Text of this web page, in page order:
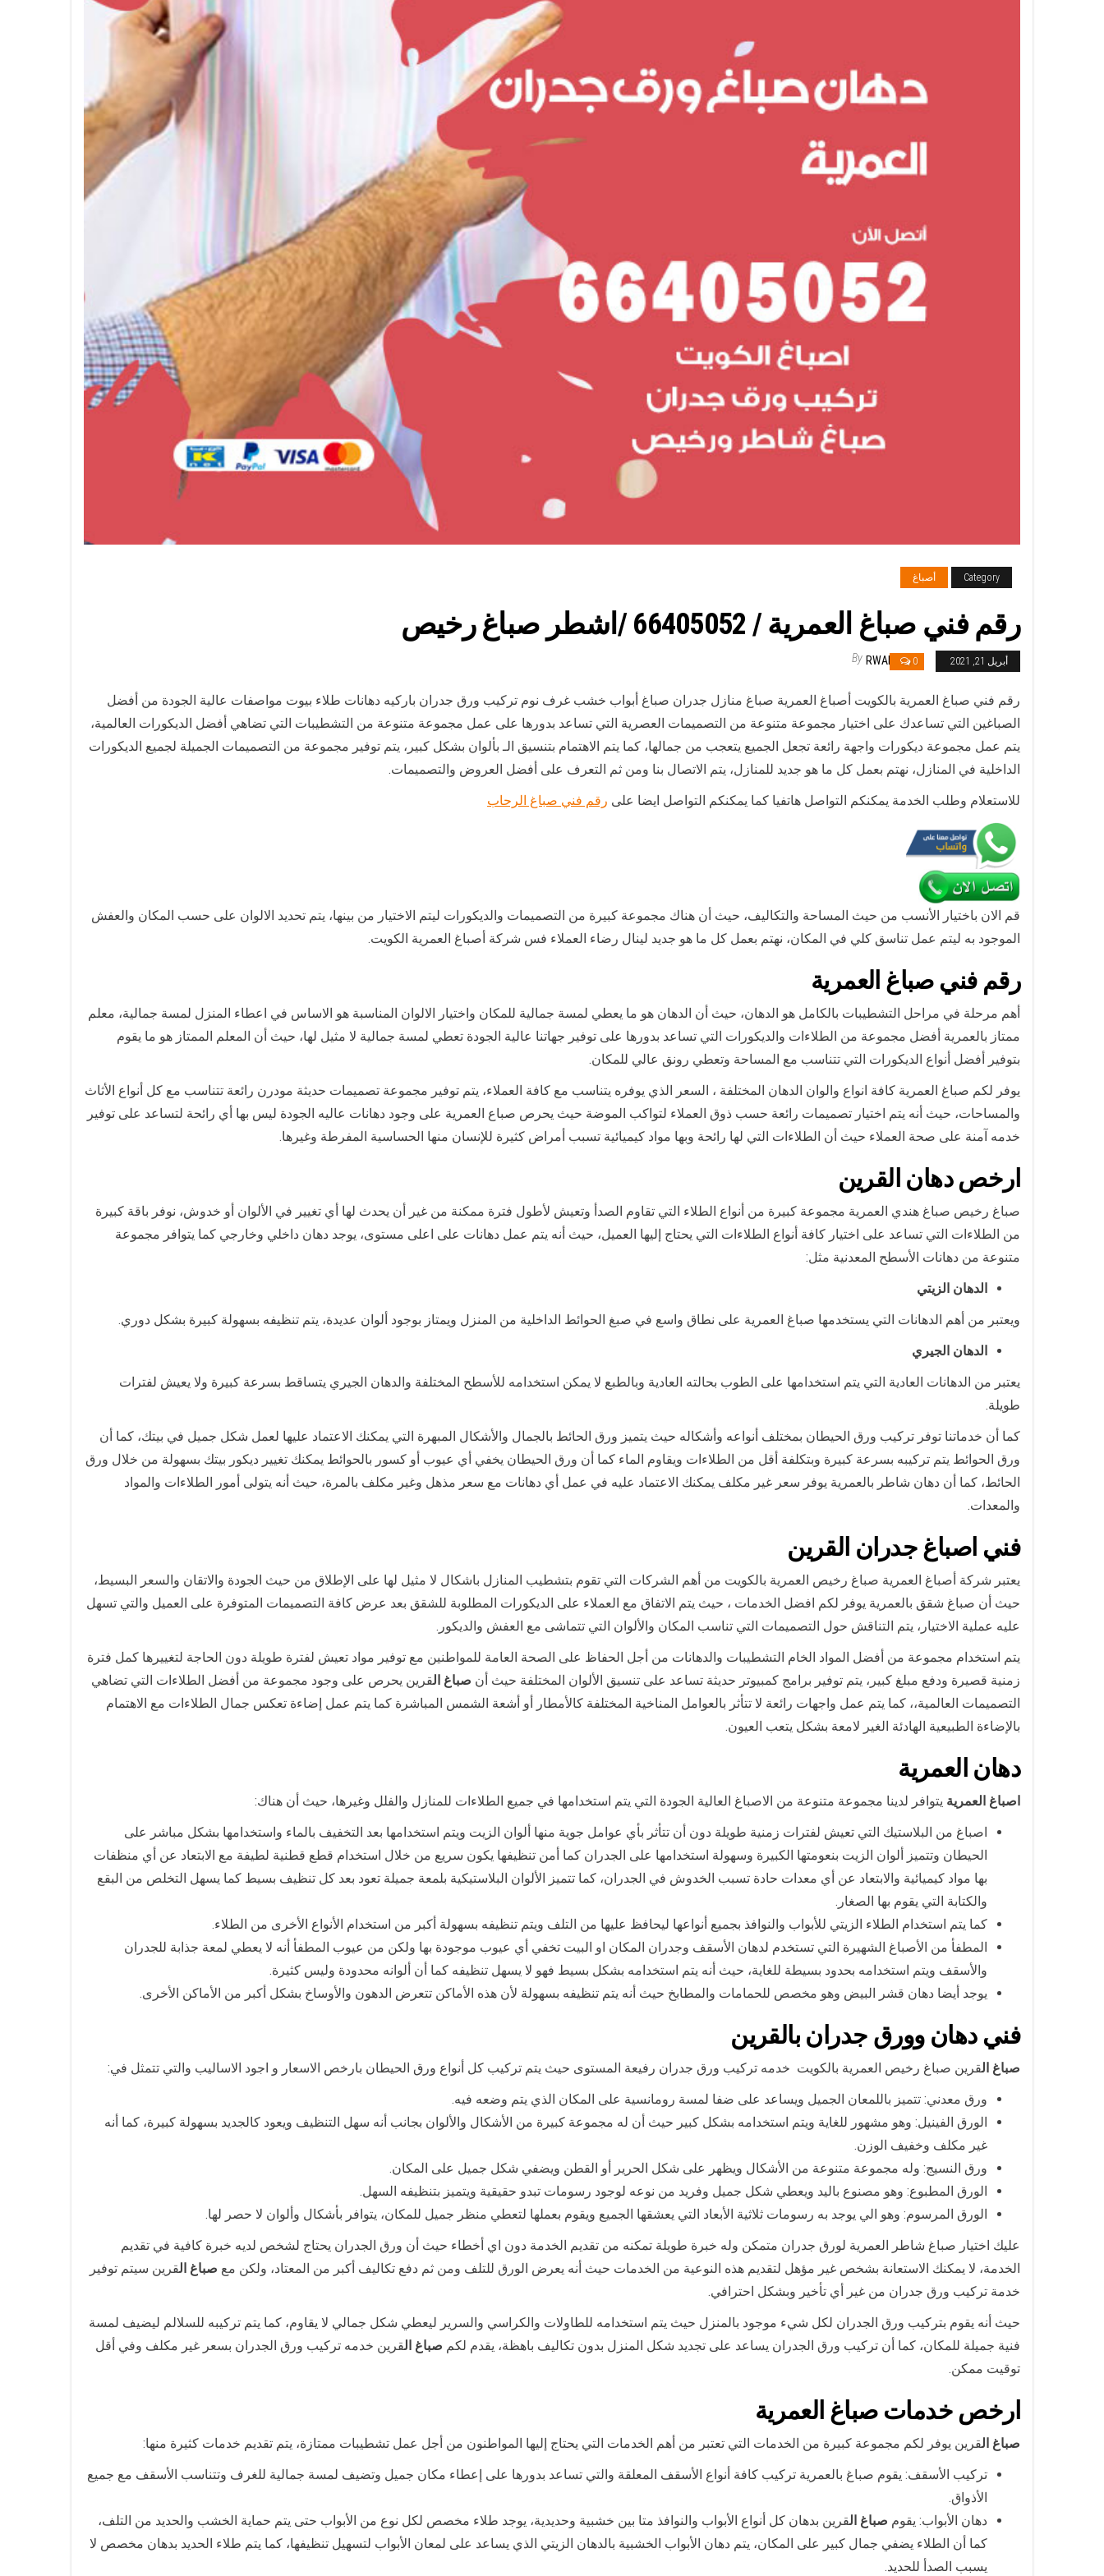
Category أصباغ
رقم فني صباغ العمرية / 66405052 /اشطر صباغ رخيص
أبريل 21, 2021 0
By RWAN
رقم فني صباغ العمرية بالكويت أصباغ العمرية صباغ منازل جدران صباغ أبواب خشب غرف نوم تركيب ورق جدران باركيه دهانات طلاء بيوت مواصفات عالية الجودة من أفضل
الصباغين التي تساعدك على اختيار مجموعة متنوعة من التصميمات العصرية التي تساعد بدورها على عمل مجموعة متنوعة من التشطيبات التي تضاهي أفضل الديكورات العالمية،
يتم عمل مجموعة ديكورات واجهة رائعة تجعل الجميع يتعجب من جمالها، كما يتم الاهتمام بتنسيق الـ بألوان بشكل كبير، يتم توفير مجموعة من التصميمات الجميلة لجميع الديكورات
الداخلية في المنازل، نهتم بعمل كل ما هو جديد للمنازل، يتم الاتصال بنا ومن ثم التعرف على أفضل العروض والتصميمات.
للاستعلام وطلب الخدمة يمكنكم التواصل هاتفيا كما يمكنكم التواصل ايضا على رقم فني صباغ الرحاب
قم الان باختيار الأنسب من حيث المساحة والتكاليف، حيث أن هناك مجموعة كبيرة من التصميمات والديكورات ليتم الاختيار من بينها، يتم تحديد الالوان على حسب المكان والعفش
الموجود به ليتم عمل تناسق كلي في المكان، نهتم بعمل كل ما هو جديد لينال رضاء العملاء فس شركة أصباغ العمرية الكويت.
رقم فني صباغ العمرية
أهم مرحلة في مراحل التشطيبات بالكامل هو الدهان، حيث أن الدهان هو ما يعطي لمسة جمالية للمكان واختيار الالوان المناسبة هو الاساس في اعطاء المنزل لمسة جمالية، معلم
ممتاز بالعمرية أفضل مجموعة من الطلاءات والديكورات التي تساعد بدورها على توفير جهاتنا عالية الجودة تعطي لمسة جمالية لا مثيل لها، حيث أن المعلم الممتاز هو ما يقوم
بتوفير أفضل أنواع الديكورات التي تتناسب مع المساحة وتعطي رونق عالي للمكان.
يوفر لكم صباغ العمرية كافة انواع والوان الدهان المختلفة ، السعر الذي يوفره يتناسب مع كافة العملاء، يتم توفير مجموعة تصميمات حديثة مودرن رائعة تتناسب مع كل أنواع الأثاث
والمساحات، حيث أنه يتم اختيار تصميمات رائعة حسب ذوق العملاء لتواكب الموضة حيث يحرص صباع العمرية على وجود دهانات عاليه الجودة ليس بها أي رائحة لتساعد على توفير
خدمه آمنة على صحة العملاء حيث أن الطلاءات التي لها رائحة وبها مواد كيميائية تسبب أمراض كثيرة للإنسان منها الحساسية المفرطة وغيرها.
ارخصدهان القرين
صباغ رخيص صباغ هندي العمرية مجموعة كبيرة من أنواع الطلاء التي تقاوم الصدأ وتعيش لأطول فترة ممكنة من غير أن يحدث لها أي تغيير في الألوان أو خدوش، نوفر باقة كبيرة
من الطلاءات التي تساعد على اختيار كافة أنواع الطلاءات التي يحتاج إليها العميل، حيث أنه يتم عمل دهانات على اعلى مستوى، يوجد دهان داخلي وخارجي كما يتوافر مجموعة
متنوعة من دهانات الأسطح المعدنية مثل:
الدهان الزيتي
ويعتبر من أهم الدهانات التي يستخدمها صباغ العمرية على نطاق واسع في صبغ الحوائط الداخلية من المنزل ويمتاز بوجود ألوان عديدة، يتم تنظيفه بسهولة كبيرة بشكل دوري.
الدهان الجيري
يعتبر من الدهانات العادية التي يتم استخدامها على الطوب بحالته العادية وبالطبع لا يمكن استخدامه للأسطح المختلفة والدهان الجيري يتساقط بسرعة كبيرة ولا يعيش لفترات
طويلة.
كما أن خدماتنا توفر تركيب ورق الحيطان بمختلف أنواعه وأشكاله حيث يتميز ورق الحائط بالجمال والأشكال المبهرة التي يمكنك الاعتماد عليها لعمل شكل جميل في بيتك، كما أن
ورق الحوائط يتم تركيبه بسرعة كبيرة وبتكلفة أقل من الطلاءات ويقاوم الماء كما أن ورق الحيطان يخفي أي عيوب أو كسور بالحوائط يمكنك تغيير ديكور بيتك بسهولة من خلال ورق
الحائط، كما أن دهان شاطر بالعمرية يوفر سعر غير مكلف يمكنك الاعتماد عليه في عمل أي دهانات مع سعر مذهل وغير مكلف بالمرة، حيث أنه يتولى أمور الطلاءات والمواد
والمعدات.
فني اصباغ جدران القرين
يعتبر شركة أصباغ العمرية صباغ رخيص العمرية بالكويت من أهم الشركات التي تقوم بتشطيب المنازل باشكال لا مثيل لها على الإطلاق من حيث الجودة والاتقان والسعر البسيط،
حيث أن صباغ شقق بالعمرية يوفر لكم افضل الخدمات ، حيث يتم الاتفاق مع العملاء على الديكورات المطلوبة للشقق بعد عرض كافة التصميمات المتوفرة على العميل والتي تسهل
عليه عملية الاختيار، يتم التناقش حول التصميمات التي تناسب المكان والألوان التي تتماشى مع العفش والديكور.
يتم استخدام مجموعة من أفضل المواد الخام التشطيبات والدهانات من أجل الحفاظ على الصحة العامة للمواطنين مع توفير مواد تعيش لفترة طويلة دون الحاجة لتغييرها كمل فترة
زمنية قصيرة ودفع مبلغ كبير، يتم توفير برامج كمبيوتر حديثة تساعد على تنسيق الألوان المختلفة حيث أن صباغ القرين يحرص على وجود مجموعة من أفضل الطلاءات التي تضاهي
التصميمات العالمية،، كما يتم عمل واجهات رائعة لا تتأثر بالعوامل المناخية المختلفة كالأمطار أو أشعة الشمس المباشرة كما يتم عمل إضاءة تعكس جمال الطلاءات مع الاهتمام
بالإضاءة الطبيعية الهادئة الغير لامعة بشكل يتعب العيون.
دهان العمرية
اصباغ العمرية يتوافر لدينا مجموعة متنوعة من الاصباغ العالية الجودة التي يتم استخدامها في جميع الطلاءات للمنازل والفلل وغيرها، حيث أن هناك:
اصباغ من البلاستيك التي تعيش لفترات زمنية طويلة دون أن تتأثر بأي عوامل جوية منها ألوان الزيت ويتم استخدامها بعد التخفيف بالماء واستخدامها بشكل مباشر على
الحيطان وتتميز ألوان الزيت بنعومتها الكبيرة وسهولة استخدامها على الجدران كما أمن تنظيفها يكون سريع من خلال استخدام قطع قطنية لطيفة مع الابتعاد عن أي منظفات
بها مواد كيميائية والابتعاد عن أي معدات حادة تسبب الخدوش في الجدران، كما تتميز الألوان البلاستيكية بلمعة جميلة تعود بعد كل تنظيف بسيط كما يسهل التخلص من البقع
والكتابة التي يقوم بها الصغار.
كما يتم استخدام الطلاء الزيتي للأبواب والنوافذ بجميع أنواعها ليحافظ عليها من التلف ويتم تنظيفه بسهولة أكبر من استخدام الأنواع الأخرى من الطلاء.
المطفأ من الأصباغ الشهيرة التي تستخدم لدهان الأسقف وجدران المكان او البيت تخفي أي عيوب موجودة بها ولكن من عيوب المطفأ أنه لا يعطي لمعة جذابة للجدران
والأسقف ويتم استخدامه بحدود بسيطة للغاية، حيث أنه يتم استخدامه بشكل بسيط فهو لا يسهل تنظيفه كما أن ألوانه محدودة وليس كثيرة.
يوجد أيضا دهان قشر البيض وهو مخصص للحمامات والمطابخ حيث أنه يتم تنظيفه بسهولة لأن هذه الأماكن تتعرض الدهون والأوساخ بشكل أكبر من الأماكن الأخرى.
فني دهان وورق جدران بالقرين
صباغ القرين صباغ رخيص العمرية بالكويت خدمه تركيب ورق جدران رفيعة المستوى حيث يتم تركيب كل أنواع ورق الحيطان بارخص الاسعار و اجود الاساليب والتي تتمثل في:
ورق معدني: تتميز باللمعان الجميل ويساعد على ضفا لمسة رومانسية على المكان الذي يتم وضعه فيه.
الورق الفينيل: وهو مشهور للغاية ويتم استخدامه بشكل كبير حيث أن له مجموعة كبيرة من الأشكال والألوان بجانب أنه سهل التنظيف ويعود كالجديد بسهولة كبيرة، كما أنه
غير مكلف وخفيف الوزن.
ورق النسيج: وله مجموعة متنوعة من الأشكال ويظهر على شكل الحرير أو القطن ويضفي شكل جميل على المكان.
الورق المطبوع: وهو مصنوع باليد ويعطي شكل جميل وفريد من نوعه لوجود رسومات تبدو حقيقية ويتميز بتنظيفه السهل.
الورق المرسوم: وهو الي يوجد به رسومات ثلاثية الأبعاد التي يعشقها الجميع ويقوم بعملها لتعطي منظر جميل للمكان، يتوافر بأشكال وألوان لا حصر لها.
عليك اختيار صباغ شاطر العمرية لورق جدران متمكن وله خبرة طويلة تمكنه من تقديم الخدمة دون اي أخطاء حيث أن ورق الجدران يحتاج لشخص لديه خبرة كافية في تقديم
الخدمة، لا يمكنك الاستعانة بشخص غير مؤهل لتقديم هذه النوعية من الخدمات حيث أنه يعرض الورق للتلف ومن ثم دفع تكاليف أكبر من المعتاد، ولكن مع صباغ القرين سيتم توفير
خدمة تركيب ورق جدران من غير أي تأخير وبشكل احترافي.
حيث أنه يقوم بتركيب ورق الجدران لكل شيء موجود بالمنزل حيث يتم استخدامه للطاولات والكراسي والسرير ليعطي شكل جمالي لا يقاوم، كما يتم تركيبه للسلالم ليضيف لمسة
فنية جميلة للمكان، كما أن تركيب ورق الجدران يساعد على تجديد شكل المنزل بدون تكاليف باهظة، يقدم لكم صباغ القرين خدمه تركيب ورق الجدران بسعر غير مكلف وفي أقل
توقيت ممكن.
ارخص خدمات صباغ العمرية
صباغ القرين يوفر لكم مجموعة كبيرة من الخدمات التي تعتبر من أهم الخدمات التي يحتاج إليها المواطنون من أجل عمل تشطيبات ممتازة، يتم تقديم خدمات كثيرة منها:
تركيب الأسقف: يقوم صباغ بالعمرية تركيب كافة أنواع الأسقف المعلقة والتي تساعد بدورها على إعطاء مكان جميل وتضيف لمسة جمالية للغرف وتتناسب الأسقف مع جميع
الأذواق.
دهان الأبواب: يقوم صباغ القرين بدهان كل أنواع الأبواب والنوافذ متا بين خشبية وحديدية، يوجد طلاء مخصص لكل نوع من الأبواب حتى يتم حماية الخشب والحديد من التلف،
كما أن الطلاء يضفي جمال كبير على المكان، يتم دهان الأبواب الخشبية بالدهان الزيتي الذي يساعد على لمعان الأبواب لتسهيل تنظيفها، كما يتم طلاء الحديد بدهان مخصص لا
يسبب الصدأ للحديد.